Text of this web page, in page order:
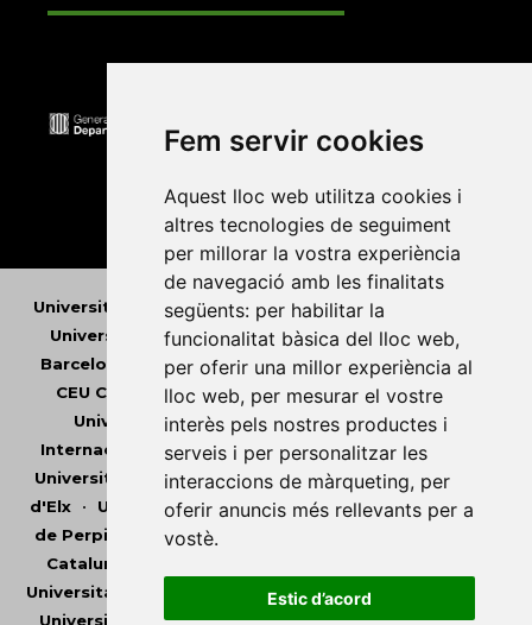
Fem servir cookies
Aquest lloc web utilitza cookies i
altres tecnologies de seguiment
per millorar la vostra experiència
de navegació amb les finalitats
següents: per habilitar la
funcionalitat bàsica del lloc web,
per oferir una millor experiència al
lloc web, per mesurar el vostre
interès pels nostres productes i
serveis i per personalitzar les
interaccions de màrqueting, per
oferir anuncis més rellevants per a
vostè.
Estic d’acord
Universitat Abat Oliba CEU•Universitat d'Alacant
Universitat d'Andorra•Universitat Autònoma de
Barcelona
Universitat de Barcelona•Universitat
CEU Cardenal Herrera
•Universitat de Girona
Universitat de les Illes Balears•Universitat
Internacional de Catalunya •Universitat Jaume I
Universitat de Lleida•Universitat Miguel Hernández
d'Elx• Universitat Oberta de Catalunya•Universitat
de Perpinyà Via Domitia
Catalunya
Universitat Pompeu Fabra
•Universitat Ramon Llull
Universitat Rovira i Virgili•Universitat de Sàsser•